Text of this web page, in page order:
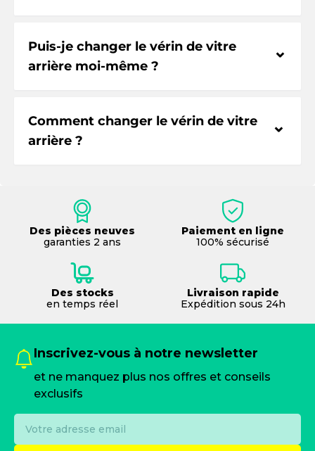
Puis-je changer le vérin de vitre
arrière moi-même ?
⌃
Comment changer le vérin de vitre
arrière ?
⌃
Des pièces neuves
garanties 2 ans
Paiement en ligne
100% sécurisé
Des stocks
en temps réel
Livraison rapide
Expédition sous 24h
Inscrivez-vous à notre newsletter
et ne manquez plus nos offres et conseils
exclusifs